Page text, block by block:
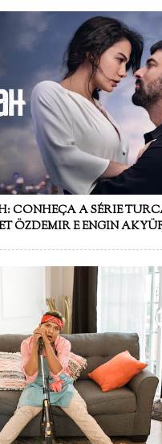
CONHEÇA A SÉRIE
ÖZDEMIR E ENGIN